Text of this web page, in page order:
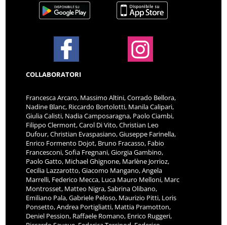
COLLABORATORI
Francesca Arcaro, Massimo Altini, Corrado Bellora,
Nadine Blanc, Riccardo Bortolotti, Manila Calipari,
Giulia Calisti, Nadia Camposaragna, Paolo Ciambi,
Filippo Clermont, Carol Di Vito, Christian Leo
Dufour, Christian Evaspasiano, Giuseppe Farinella,
Enrico Formento Dojot, Bruno Fracasso, Fabio
Francesconi, Sofia Fregnani, Giorgia Gambino,
Paolo Gatto, Michael Ghignone, Marlène Jorrioz,
Cecilia Lazzarotto, Giacomo Mangano, Angela
Marrelli, Federico Mecca, Luca Mauro Melloni, Marc
Montrosset, Matteo Nigra, Sabrina Olibano,
Emiliano Pala, Gabriele Peloso, Maurizio Pitti, Loris
Ponsetto, Andrea Portigliatti, Mattia Pramotton,
Deniel Pession, Raffaele Romano, Enrico Ruggeri,